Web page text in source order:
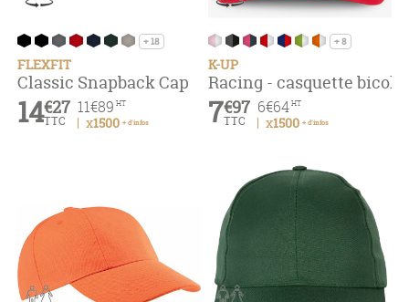
+ 18
FLEXFIT
Classic Snapback Cap
11€89 HT
x1500 + d'infos
14€27
TTC
+ 8
K-UP
Racing - casquette
6€64 HT
x1500 + d'infos
7€97
TTC